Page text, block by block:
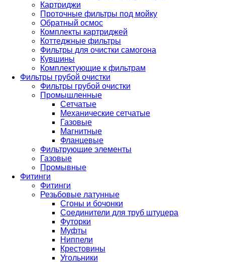
Картриджи
Проточные фильтры под мойку
Обратный осмос
Комплекты картриджей
Коттеджные фильтры
Фильтры для очистки самогона
Кувшины
Комплектующие к фильтрам
Фильтры грубой очистки
Фильтры грубой очистки
Промышленные
Сетчатые
Механические сетчатые
Газовые
Магнитные
Фланцевые
Фильтрующие элементы
Газовые
Промывные
Фитинги
Фитинги
Резьбовые латунные
Сгоны и бочонки
Соединители для труб штуцера
Футорки
Муфты
Ниппели
Крестовины
Угольники